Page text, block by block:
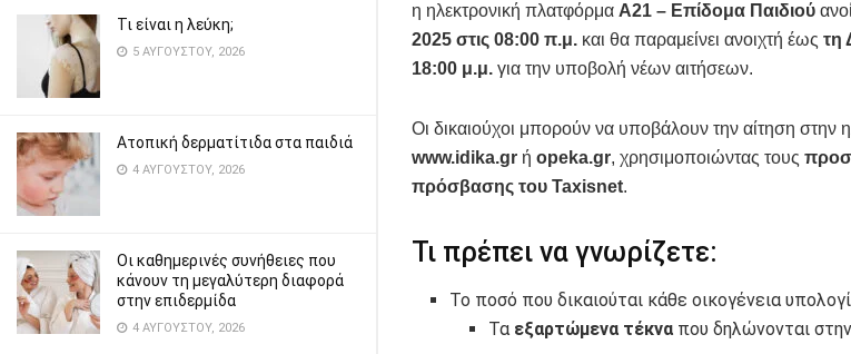
Τι είναι η λεύκη;
5 ΑΥΓΟΎΣΤΟΥ, 2026
Ατοπική δερματίτιδα στα παιδιά
4 ΑΥΓΟΎΣΤΟΥ, 2026
Οι καθημερινές συνήθειες που
κάνουν τη μεγαλύτερη διαφορά
στην επιδερμίδα
4 ΑΥΓΟΎΣΤΟΥ, 2026
η ηλεκτρονική πλατφόρμα Α21 – Επίδομα Παιδιού
2025 στις 08:00 π.μ. και θα παραμείνει ανοιχτή έως τη
18:00 μ.μ. για την υποβολή νέων αιτήσεων.
Οι δικαιούχοι μπορούν να υποβάλουν την αίτηση στην
www.idika.gr ή opeka.gr, χρησιμοποιώντας τους
πρόσβασης του Taxisnet.
Τι πρέπει να γνωρίζετε:
Το ποσό που δικαιούται κάθε οικογένεια
Τα εξαρτώμενα τέκναπου δηλώνονται